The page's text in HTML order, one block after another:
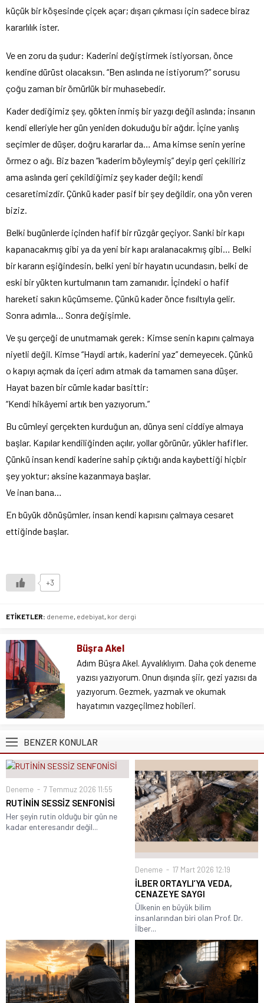
küçük bir köşesinde çiçek açar; dışarı çıkması için sadece biraz
kararlılık ister.
Ve en zoru da şudur: Kaderini değiştirmek istiyorsan, önce
kendine dürüst olacaksın. “Ben aslında ne istiyorum?” sorusu
çoğu zaman bir ömürlük bir muhasebedir.
Kader dediğimiz şey, gökten inmiş bir yazgı değil aslında; insanın
kendi elleriyle her gün yeniden dokuduğu bir ağdır. İçine yanlış
seçimler de düşer, doğru kararlar da… Ama kimse senin yerine
örmez o ağı. Biz bazen “kaderim böyleymiş” deyip geri çekiliriz
ama aslında geri çekildiğimiz şey kader değil; kendi
cesaretimizdir. Çünkü kader pasif bir şey değildir, ona yön veren
biziz.
Belki bugünlerde içinden hafif bir rüzgâr geçiyor. Sanki bir kapı
kapanacakmış gibi ya da yeni bir kapı aralanacakmış gibi… Belki
bir kararın eşiğindesin, belki yeni bir hayatın ucundasın, belki de
eski bir yükten kurtulmanın tam zamanıdır. İçindeki o hafif
hareketi sakın küçümseme. Çünkü kader önce fısıltıyla gelir.
Sonra adımla… Sonra değişimle.
Ve şu gerçeği de unutmamak gerek: Kimse senin kapını çalmaya
niyetli değil. Kimse “Haydi artık, kaderini yaz” demeyecek. Çünkü
o kapıyı açmak da içeri adım atmak da tamamen sana düşer.
Hayat bazen bir cümle kadar basittir:
“Kendi hikâyemi artık ben yazıyorum.”
Bu cümleyi gerçekten kurduğun an, dünya seni ciddiye almaya
başlar. Kapılar kendiliğinden açılır, yollar görünür, yükler hafifler.
Çünkü insan kendi kaderine sahip çıktığı anda kaybettiği hiçbir
şey yoktur; aksine kazanmaya başlar.
Ve inan bana…
En büyük dönüşümler, insan kendi kapısını çalmaya cesaret
ettiğinde başlar.
+3
ETİKETLER: deneme edebiyat kor dergi
Büşra Akel
Adım Büşra Akel. Ayvalıklıyım. Daha çok deneme
yazısı yazıyorum. Onun dışında şiir, gezi yazısı da
yazıyorum. Gezmek, yazmak ve okumak
hayatımın vazgeçilmez hobileri.
BENZER KONULAR
Deneme 7 Temmuz 2026 11:55
RUTİNİN SESSİZ SENFONİSİ
Her şeyin rutin olduğu bir gün ne
kadar enteresandır değil...
Deneme 17 Mart 2026 12:19
İLBER ORTAYLI’YA VEDA,
CENAZEYE SAYGI
Ülkenin en büyük bilim
insanlarından biri olan Prof. Dr.
İlber...